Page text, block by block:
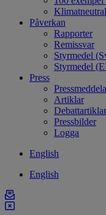
Påverkan
Rapporter
Remissvar
Styrmedel
Styrmedel
Press
Artiklar
Debattartiklar
Pressbilder
Logga
English
English